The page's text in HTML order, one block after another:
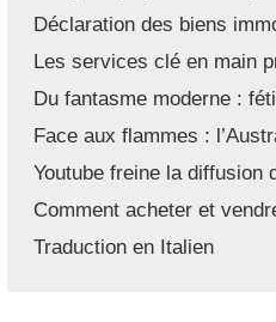
Déclaration des biens
Les services clé en main
Du fantasme moderne :
Face aux flammes :
Youtube freine la diffusion
Comment acheter et
Traduction en Italien